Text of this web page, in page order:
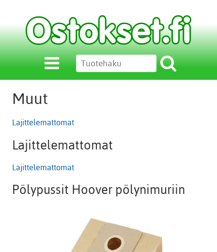
Muut
Lajittelemattomat
Lajittelemattomat
Lajittelemattomat
Pölypussit Hoover pölynimuriin